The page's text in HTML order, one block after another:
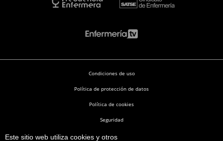
Este sitio web utiliza cookies y otros
Enfermería en Desarrollo © 2026
Condiciones de uso
Política de protección de datos
Política de cookies
Seguridad